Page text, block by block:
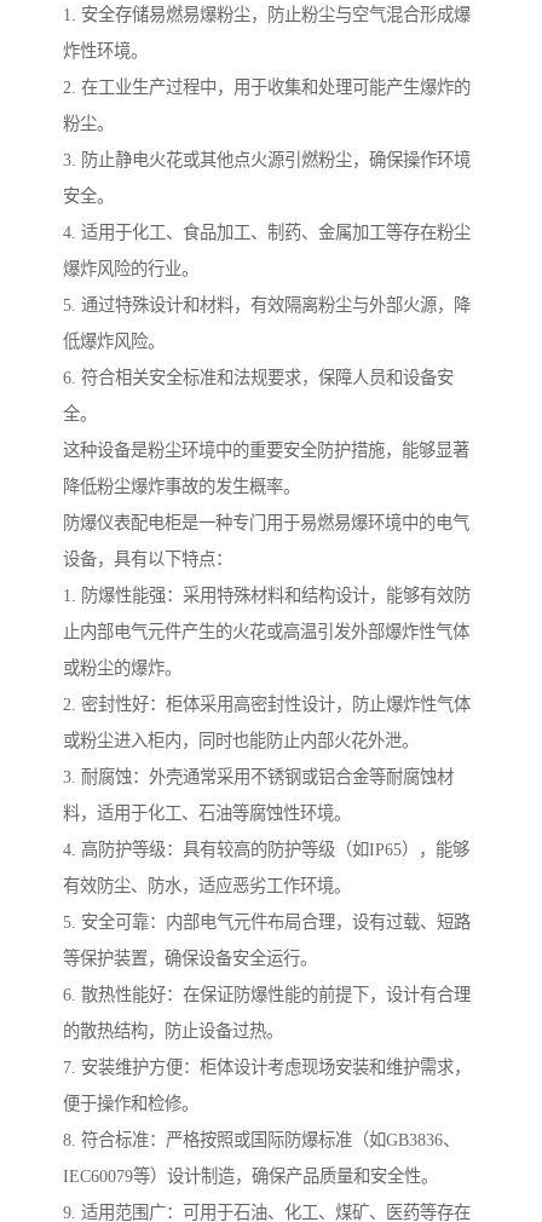
1. 安全存储易燃易爆粉尘，防止粉尘与空气混合形成爆
炸性环境。
2. 在工业生产过程中，用于收集和处理可能产生爆炸的
粉尘。
3. 防止静电火花或其他点火源引燃粉尘，确保操作环境
安全。
4. 适用于化工、食品加工、制药、金属加工等存在粉尘
爆炸风险的行业。
5. 通过特殊设计和材料，有效隔离粉尘与外部火源，降
低爆炸风险。
6. 符合相关安全标准和法规要求，保障人员和设备安
全。
这种设备是粉尘环境中的重要安全防护措施，能够显著
降低粉尘爆炸事故的发生概率。
防爆仪表配电柜是一种专门用于易燃易爆环境中的电气
设备，具有以下特点：
1. 防爆性能强：采用特殊材料和结构设计，能够有效防
止内部电气元件产生的火花或高温引发外部爆炸性气体
或粉尘的爆炸。
2. 密封性好：柜体采用高密封性设计，防止爆炸性气体
或粉尘进入柜内，同时也能防止内部火花外泄。
3. 耐腐蚀：外壳通常采用不锈钢或铝合金等耐腐蚀材
料，适用于化工、石油等腐蚀性环境。
4. 高防护等级：具有较高的防护等级（如IP65），能够
有效防尘、防水，适应恶劣工作环境。
5. 安全可靠：内部电气元件布局合理，设有过载、短路
等保护装置，确保设备安全运行。
6. 散热性能好：在保证防爆性能的前提下，设计有合理
的散热结构，防止设备过热。
7. 安装维护方便：柜体设计考虑现场安装和维护需求，
便于操作和检修。
8. 符合标准：严格按照或国际防爆标准（如GB3836、
IEC60079等）设计制造，确保产品质量和安全性。
9. 适用范围广：可用于石油、化工、煤矿、医药等存在